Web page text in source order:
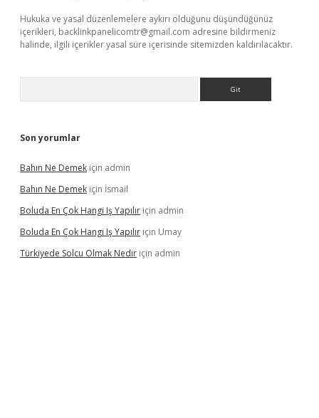
Hukuka ve yasal düzenlemelere aykırı olduğunu düşündüğünüz
içerikleri, backlinkpanelicomtr@gmail.com adresine bildirmeniz
halinde, ilgili içerikler yasal süre içerisinde sitemizden kaldırılacaktır.
Son yorumlar
Bahın Ne Demek için admin
Bahın Ne Demek için İsmail
Boluda En Çok Hangi Iş Yapılır için admin
Boluda En Çok Hangi Iş Yapılır için Umay
Türkiyede Solcu Olmak Nedir için admin